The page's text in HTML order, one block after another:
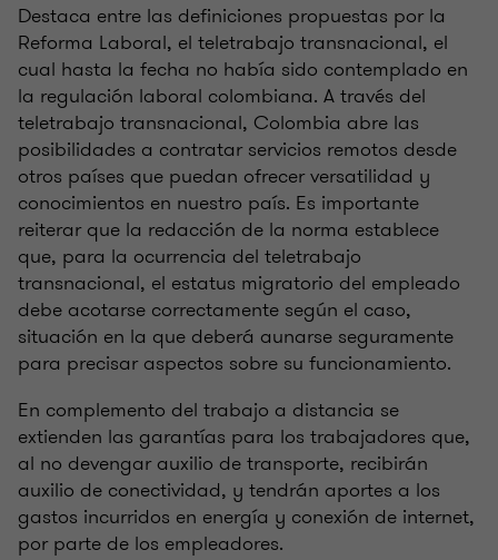
Destaca entre las definiciones propuestas por la
Reforma Laboral, el teletrabajo transnacional, el
cual hasta la fecha no había sido contemplado en
la regulación laboral colombiana. A través del
teletrabajo transnacional, Colombia abre las
posibilidades a contratar servicios remotos desde
otros países que puedan ofrecer versatilidad y
conocimientos en nuestro país. Es importante
reiterar que la redacción de la norma establece
que, para la ocurrencia del teletrabajo
transnacional, el estatus migratorio del empleado
debe acotarse correctamente según el caso,
situación en la que deberá aunarse seguramente
para precisar aspectos sobre su funcionamiento.
En complemento del trabajo a distancia se
extienden las garantías para los trabajadores que,
al no devengar auxilio de transporte, recibirán
auxilio de conectividad, y tendrán aportes a los
gastos incurridos en energía y conexión de internet,
por parte de los empleadores.